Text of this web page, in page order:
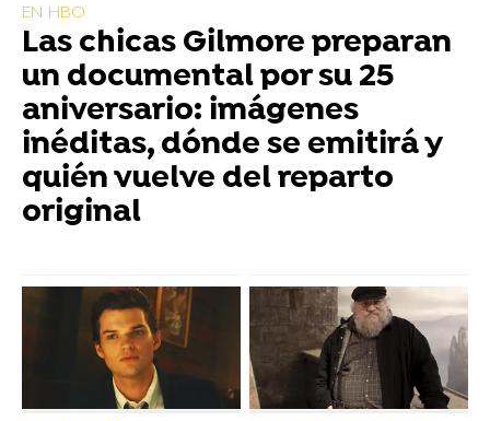
EN HBO
Las chicas Gilmore preparan
un documental por su 25
aniversario: imágenes
inéditas, dónde se emitirá y
quién vuelve del reparto
original